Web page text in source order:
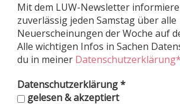
Mit dem LUW-Newsletter informiere
zuverlässig jeden Samstag über alle
Neuerscheinungen der Woche auf
Alle wichtigen Infos in Sachen
du in meiner Datenschutzerklärung*
Datenschutzerklärung*
gelesen & akzeptiert